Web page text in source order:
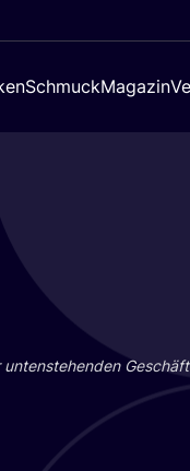
SchmuckMagazin